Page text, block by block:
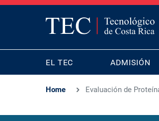
MAIN
NAVIGATION
EL TEC ADMISIÓN
Home Evaluación de